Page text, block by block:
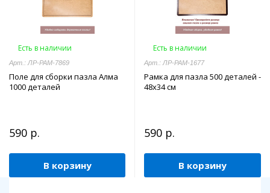
Есть в наличии
Арт.: ЛР-РАМ-7869
Поле для сборки пазла Алма
1000 деталей
590 р.
В корзину
Есть в наличии
Арт.: ЛР-РАМ-1677
Рамка для пазла 500 деталей -
48х34 см
590 р.
В корзину